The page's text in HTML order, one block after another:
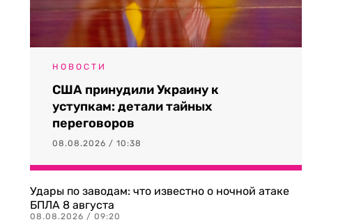
НОВОСТИ
США принудили Украину к
уступкам: детали тайных
переговоров
08.08.2026 / 10:38
Удары по заводам: что известно о ночной атаке
БПЛА 8 августа
08.08.2026 / 09:20